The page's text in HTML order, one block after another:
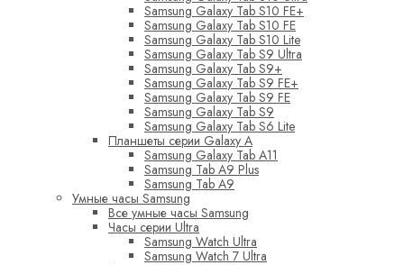
Samsung Galaxy Tab S10 FE+
Samsung Galaxy Tab S10 FE
Samsung Galaxy Tab S10 Lite
Samsung Galaxy Tab S9 Ultra
Samsung Galaxy Tab S9+
Samsung Galaxy Tab S9 FE+
Samsung Galaxy Tab S9 FE
Samsung Galaxy Tab S9
Samsung Galaxy Tab S6 Lite
Планшеты серии Galaxy A
Samsung Galaxy Tab A11
Samsung Tab A9 Plus
Samsung Tab A9
Умные часы Samsung
Все умные часы Samsung
Часы серии Ultra
Samsung Watch Ultra
Samsung Watch 7 Ultra